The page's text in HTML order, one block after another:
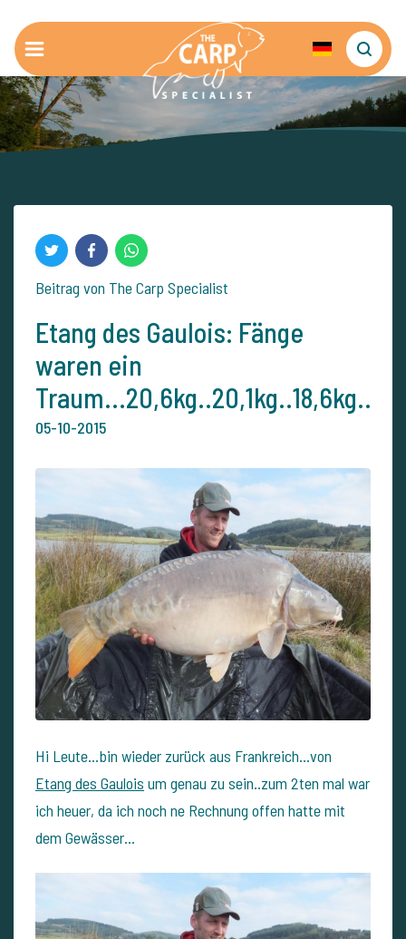
Beitrag von The Carp Specialist
Etang des Gaulois: Fänge
waren ein
Traum...20,6kg..20,1kg..18,6kg..
05-10-2015
Hi Leute...bin wieder zurück aus Frankreich...von
Etang des Gaulois um genau zu sein..zum 2ten mal war
ich heuer, da ich noch ne Rechnung offen hatte mit
dem Gewässer...